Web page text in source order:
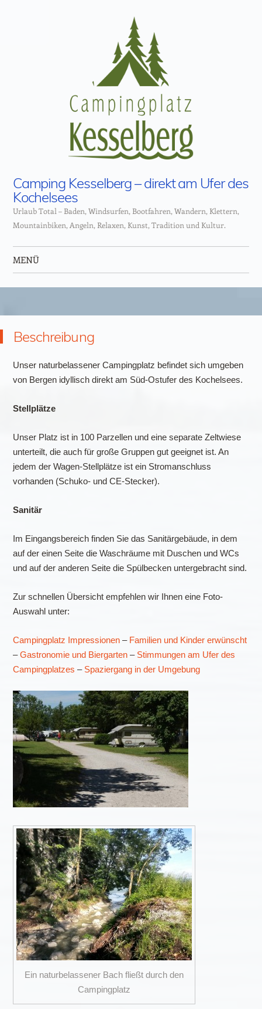
Camping Kesselberg – direkt am Ufer des
Kochelsees
Urlaub Total – Baden, Windsurfen, Bootfahren, Wandern, Klettern,
Mountainbiken, Angeln, Relaxen, Kunst, Tradition und Kultur.
MENÜ
Beschreibung
Unser naturbelassener Campingplatz befindet sich umgeben
von Bergen idyllisch direkt am Süd-Ostufer des Kochelsees.
Stellplätze
Unser Platz ist in 100 Parzellen und eine separate Zeltwiese
unterteilt, die auch für große Gruppen gut geeignet ist. An
jedem der Wagen-Stellplätze ist ein Stromanschluss
vorhanden (Schuko- und CE-Stecker).
Sanitär
Im Eingangsbereich finden Sie das Sanitärgebäude, in dem
auf der einen Seite die Waschräume mit Duschen und WCs
und auf der anderen Seite die Spülbecken untergebracht sind.
Zur schnellen Übersicht empfehlen wir Ihnen eine Foto-
Auswahl unter:
Campingplatz Impressionen– Familien und Kinder erwünscht
–Gastronomie und Biergarten– Stimmungen am Ufer des
Campingplatzes – Spaziergang in der Umgebung
Ein naturbelassener Bach fließt durch den
Campingplatz